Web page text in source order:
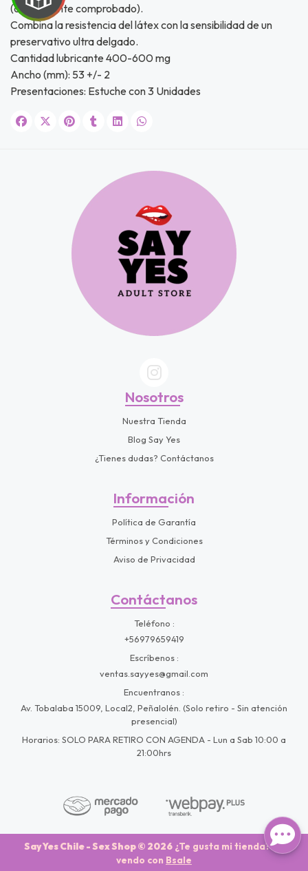
y
(clínicamente comprobado).
Combina la resistencia del látex con la sensibilidad de un
preservativo ultra delgado.
Cantidad lubricante 400-600 mg
Ancho (mm): 53 +/- 2
Presentaciones: Estuche con 3 Unidades
Nosotros
Nuestra Tienda
Blog Say Yes
¿Tienes dudas? Contáctanos
Información
Política de Garantía
Términos y Condiciones
Aviso de Privacidad
Contáctanos
Teléfono
+56979659419
Escríbenos
ventas.sayyes@gmail.com
Encuentranos
Av. Tobalaba 15009, Local2, Peñalolén. (Solo retiro - Sin atención
presencial)
Horarios: SOLO PARA RETIRO CON AGENDA - Lun a Sab 10:00 a
21:00hrs
Say Yes Chile - Sex Shop © 2026 ¿Te gusta mi tienda? Yo
vendo con Bsale